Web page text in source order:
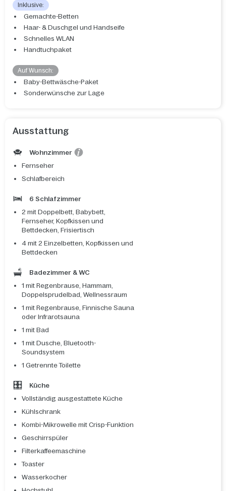
Inklusive:
Gemachte-Betten
Haar- & Duschgel und Handseife
Schnelles WLAN
Handtuchpaket
Auf Wunsch:
Baby-Bettwäsche-Paket
Sonderwünsche zur Lage
Ausstattung
Wohnzimmer
Fernseher
Schlafbereich
6 Schlafzimmer
2 mit Doppelbett, Babybett,
Fernseher, Kopfkissen und
Bettdecken, Frisiertisch
4 mit 2 Einzelbetten, Kopfkissen und
Bettdecken
Badezimmer & WC
1 mit Regenbrause, Hammam,
Doppelsprudelbad, Wellnessraum
1 mit Regenbrause, Finnische Sauna
oder Infrarotsauna
1 mit Bad
1 mit Dusche, Bluetooth-
Soundsystem
1 Getrennte Toilette
Küche
Vollständig ausgestattete Küche
Kühlschrank
Kombi-Mikrowelle mit Crisp-Funktion
Geschirrspüler
Filterkaffeemaschine
Toaster
Wasserkocher